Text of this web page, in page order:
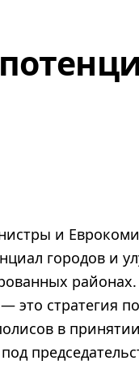
и
городов и
это стратегия
в